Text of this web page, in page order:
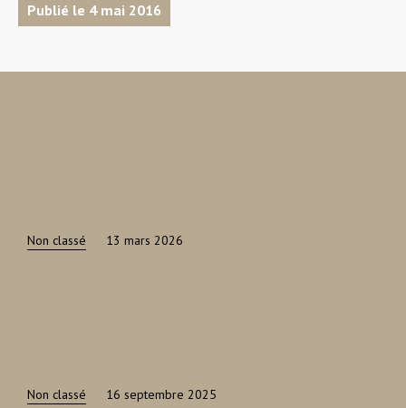
Publié le 4 mai 2016
Non classé 13 mars 2026
Non classé 16 septembre 2025